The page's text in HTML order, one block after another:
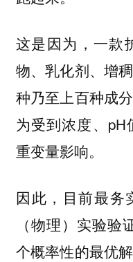
这是因为，一款
物、乳化剂、增
种乃至上百种成
为受到浓度、pH
重变量影响。
因此，目前最务
（物理）实验验
个概率性的最优